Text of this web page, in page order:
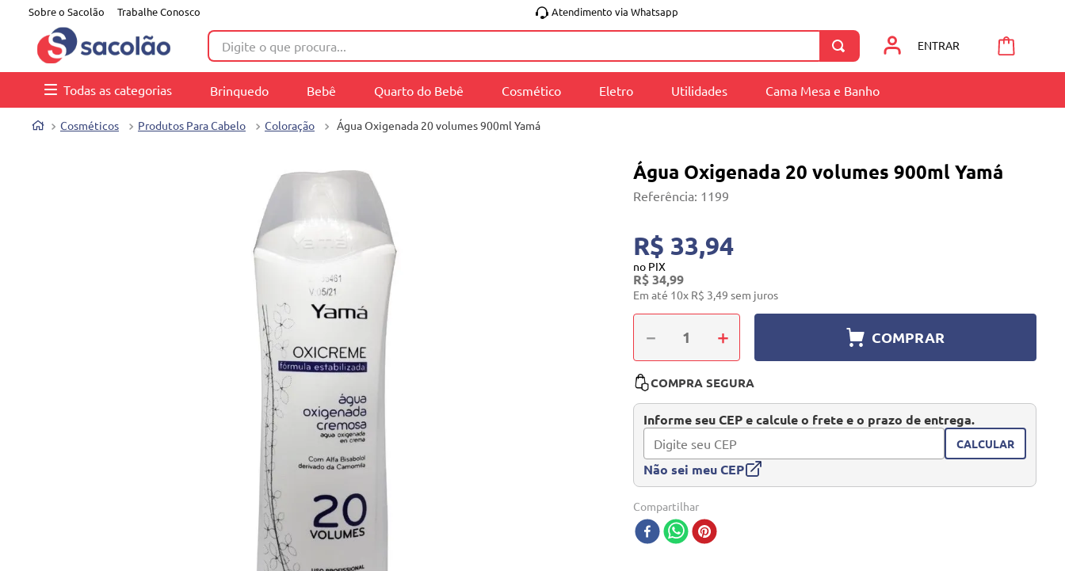
Sobre o Sacolão Trabalhe Conosco Atendimento via Whatsapp
Digite o que procura...
ENTRAR
Todas as categorias Brinquedo Bebê Quarto do Bebê Cosmético Eletro Utilidades Cama Mesa e Banho
Cosméticos Produtos Para Cabelo Coloração Água Oxigenada 20 volumes 900ml Yamá
Água Oxigenada 20 volumes 900ml Yamá
Referência: 1199
R$ 33,94
no PIX
R$34,99
Em até 10x R$ 3,49 sem juros
＋
－ COMPRAR
COMPRA SEGURA
Informe seu CEP e calcule o frete e o prazo de entrega.
CALCULAR
Não sei meu CEP
Compartilhar